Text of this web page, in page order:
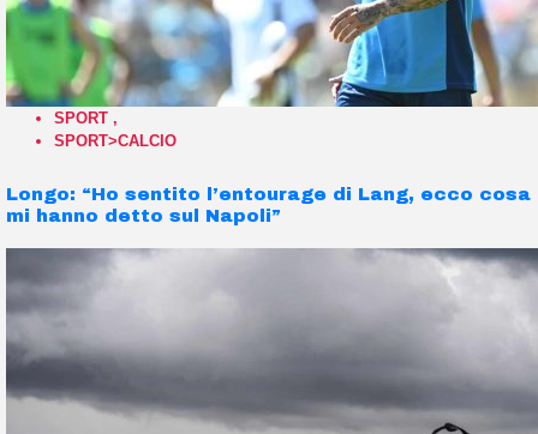
SPORT ,
SPORT>CALCIO
Longo: “Ho sentito l’entourage di Lang, ecco cosa
mi hanno detto sul Napoli”